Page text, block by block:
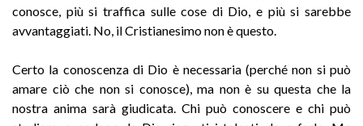
conosce, più si traffica sulle cose di Dio, e più si sarebbe
avvantaggiati. No, il Cristianesimo non è questo.
Certo la conoscenza di Dio è necessaria (perché non si può
amare ciò che non si conosce), ma non è su questa che la
nostra anima sarà giudicata. Chi può conoscere e chi può